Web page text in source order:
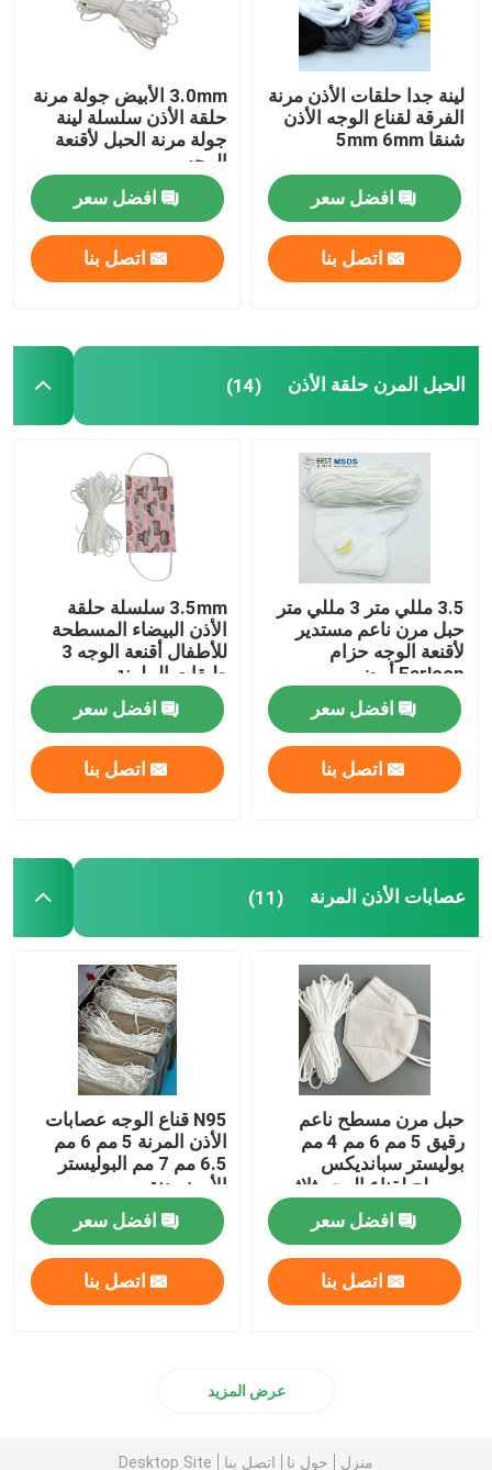
جولة في المعمل
ضبط الجودة
اتصل بنا
قناع الوجه حلقة الأذن المرنة
حلقات الأذن المرنة الناعمة
حلقة الأذن المرنة المستديرة
الحبل المرن حلقة الأذن
عصابات الأذن المرنة
حلقة الأذن المسطحة
سلك أنف بلاستيكي
قناع الأنف الأسلاك
سلك أنف ذو قلب واحد
سلك الأنف المعدني
آلة صنع حلقة الأذن
لينة جدا حلقات الأذن مرنة
الفرقة لقناع الوجه الأذن
شنقا 5mm 6mm
افضل سعر
اتصل بنا
3.0mm الأبيض جولة مرنة
حلقة الأذن سلسلة لينة
جولة مرنة الحبل لأقنعة
الوجه
افضل سعر
اتصل بنا
الحبل المرن حلقة الأذن (14)
3.5 مللي متر 3 مللي متر
حبل مرن ناعم مستدير
لأقنعة الوجه حزام
Earloop أبيض
افضل سعر
اتصل بنا
3.5mm سلسلة حلقة
الأذن البيضاء المسطحة
للأطفال أقنعة الوجه 3
طبقات الملونة
افضل سعر
اتصل بنا
عصابات الأذن المرنة (11)
حبل مرن مسطح ناعم
رقيق 5 مم 6 مم 4 مم
بوليستر سبانديكس
مسطح لقناع الوجه ثلاثي
الأبعاد
افضل سعر
اتصل بنا
N95 قناع الوجه عصابات
الأذن المرنة 5 مم 6 مم
6.5 مم 7 مم البوليستر
الأبيض دنة
افضل سعر
اتصل بنا
عرض المزيد
منزل حول نا اتصل بنا Desktop Site